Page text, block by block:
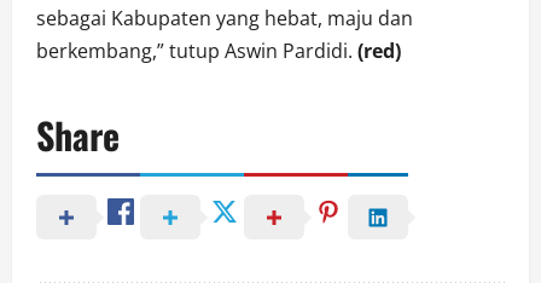
sebagai Kabupaten yang hebat, maju dan
berkembang,” tutup Aswin Pardidi. (red)
Share